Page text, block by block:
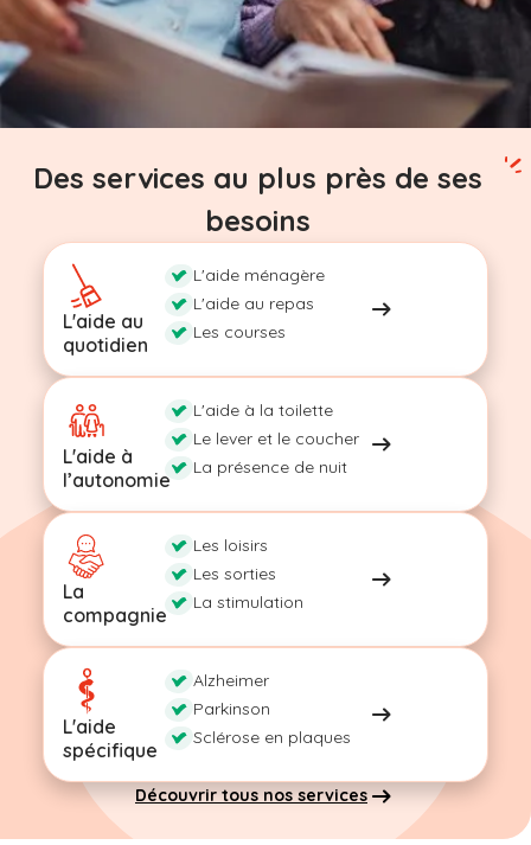
Des services au plus près de ses
besoins
L'aide au
quotidien
L'aide ménagère
L'aide au repas
Les courses
L'aide à
l’autonomie
L'aide à la toilette
Le lever et le coucher
La présence de nuit
La
compagnie
Les loisirs
Les sorties
La stimulation
L'aide
spécifique
Alzheimer
Parkinson
Sclérose en plaques
Découvrir tous nos services